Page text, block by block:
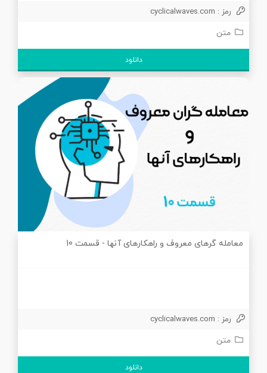
رمز : cyclicalwaves.com
متن
دانلود
معامله گرهای معروف و راهکارهای آنها - قسمت 10
رمز : cyclicalwaves.com
متن
دانلود